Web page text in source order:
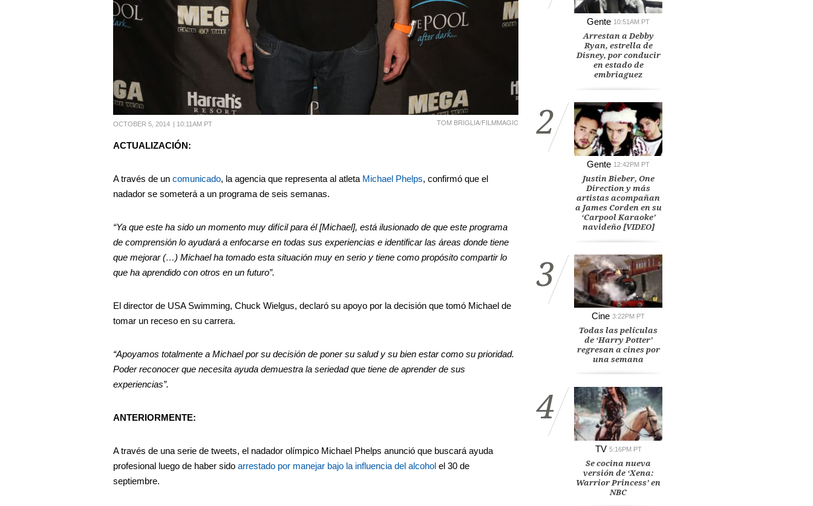
TOM BRIGLIA/FILMMAGIC
OCTOBER 5, 2014 | 10:11AM PT
ACTUALIZACIÓN:
A través de un comunicado, la agencia que representa al atleta Michael Phelps, confirmó que el
nadador se someterá a un programa de seis semanas.
“Ya que este ha sido un momento muy difícil para él [Michael], está ilusionado de que este programa
de comprensión lo ayudará a enfocarse en todas sus experiencias e identificar las áreas donde tiene
que mejorar (…) Michael ha tomado esta situación muy en serio y tiene como propósito compartir lo
que ha aprendido con otros en un futuro”.
El director de USA Swimming, Chuck Wielgus, declaró su apoyo por la decisión que tomó Michael de
tomar un receso en su carrera.
“Apoyamos totalmente a Michael por su decisión de poner su salud y su bien estar como su prioridad.
Poder reconocer que necesita ayuda demuestra la seriedad que tiene de aprender de sus
experiencias”.
ANTERIORMENTE:
A través de una serie de tweets, el nadador olímpico Michael Phelps anunció que buscará ayuda
profesional luego de haber sido arrestado por manejar bajo la influencia del alcohol el 30 de
septiembre.
Gente 10:51AM PT
Arrestan a Debby
Ryan, estrella de
Disney, por conducir
en estado de
embriaguez
2
Gente 12:42PM PT
Justin Bieber, One
Direction y más
artistas acompañan
a James Corden en su
‘Carpool Karaoke’
navideño [VIDEO]
3
Cine 3:22PM PT
Todas las películas
de ‘Harry Potter’
regresan a cines por
una semana
4
TV 5:16PM PT
Se cocina nueva
versión de ‘Xena:
Warrior Princess’ en
NBC